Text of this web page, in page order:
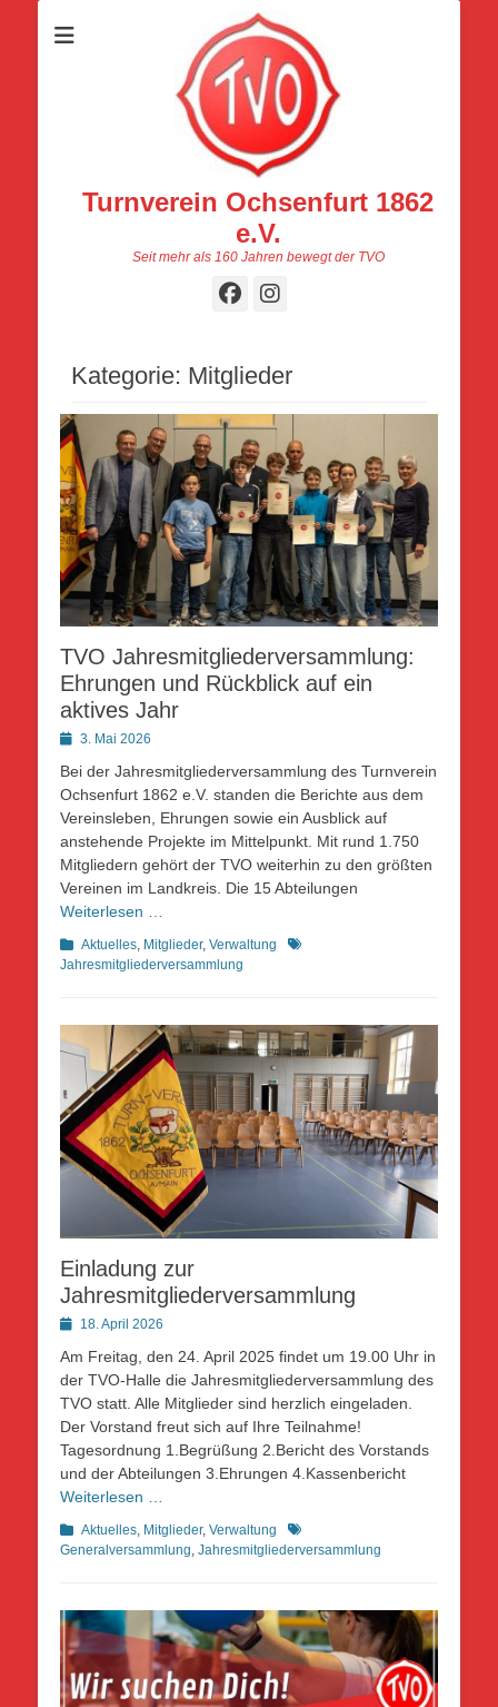
Turnverein Ochsenfurt 1862
e.V.
Seit mehr als 160 Jahren bewegt der TVO
Facebook
Instagram
Kategorie: Mitglieder
TVO Jahresmitgliederversammlung:
Ehrungen und Rückblick auf ein
aktives Jahr
Posted3. Mai 2026
Bei der Jahresmitgliederversammlung des Turnverein
Ochsenfurt 1862 e.V. standen die Berichte aus dem
Vereinsleben, Ehrungen sowie ein Ausblick auf
anstehende Projekte im Mittelpunkt. Mit rund 1.750
Mitgliedern gehört der TVO weiterhin zu den größten
Vereinen im Landkreis. Die 15 Abteilungen
Weiterlesen …
Kategorien
Aktuelles, Mitglieder, Verwaltung
Schlagworte
Jahresmitgliederversammlung
Einladung zur
Jahresmitgliederversammlung
Posted18. April 2026
Am Freitag, den 24. April 2025 findet um 19.00 Uhr in
der TVO-Halle die Jahresmitgliederversammlung des
TVO statt. Alle Mitglieder sind herzlich eingeladen.
Der Vorstand freut sich auf Ihre Teilnahme!
Tagesordnung 1.Begrüßung 2.Bericht des Vorstands
und der Abteilungen 3.Ehrungen 4.Kassenbericht
Weiterlesen …
Kategorien
Aktuelles Mitglieder, Verwaltung
Schlagworte
Generalversammlung Jahresmitgliederversammlung